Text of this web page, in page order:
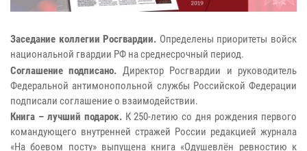
Заседание коллегии Росгвардии. Определены приоритеты войск
национальной гвардии РФ на среднесрочный период.
Соглашение подписано. Директор Росгвардии и руководитель
Федеральной антимонопольной службы Российской Федерации
подписали соглашение о взаимодействии.
Книга – лучший подарок.К 250-летию со дня рождения первого
командующего внутренней стражей России редакцией журнала
«На боевом посту» выпущена книга «Одушевлён ревностию к